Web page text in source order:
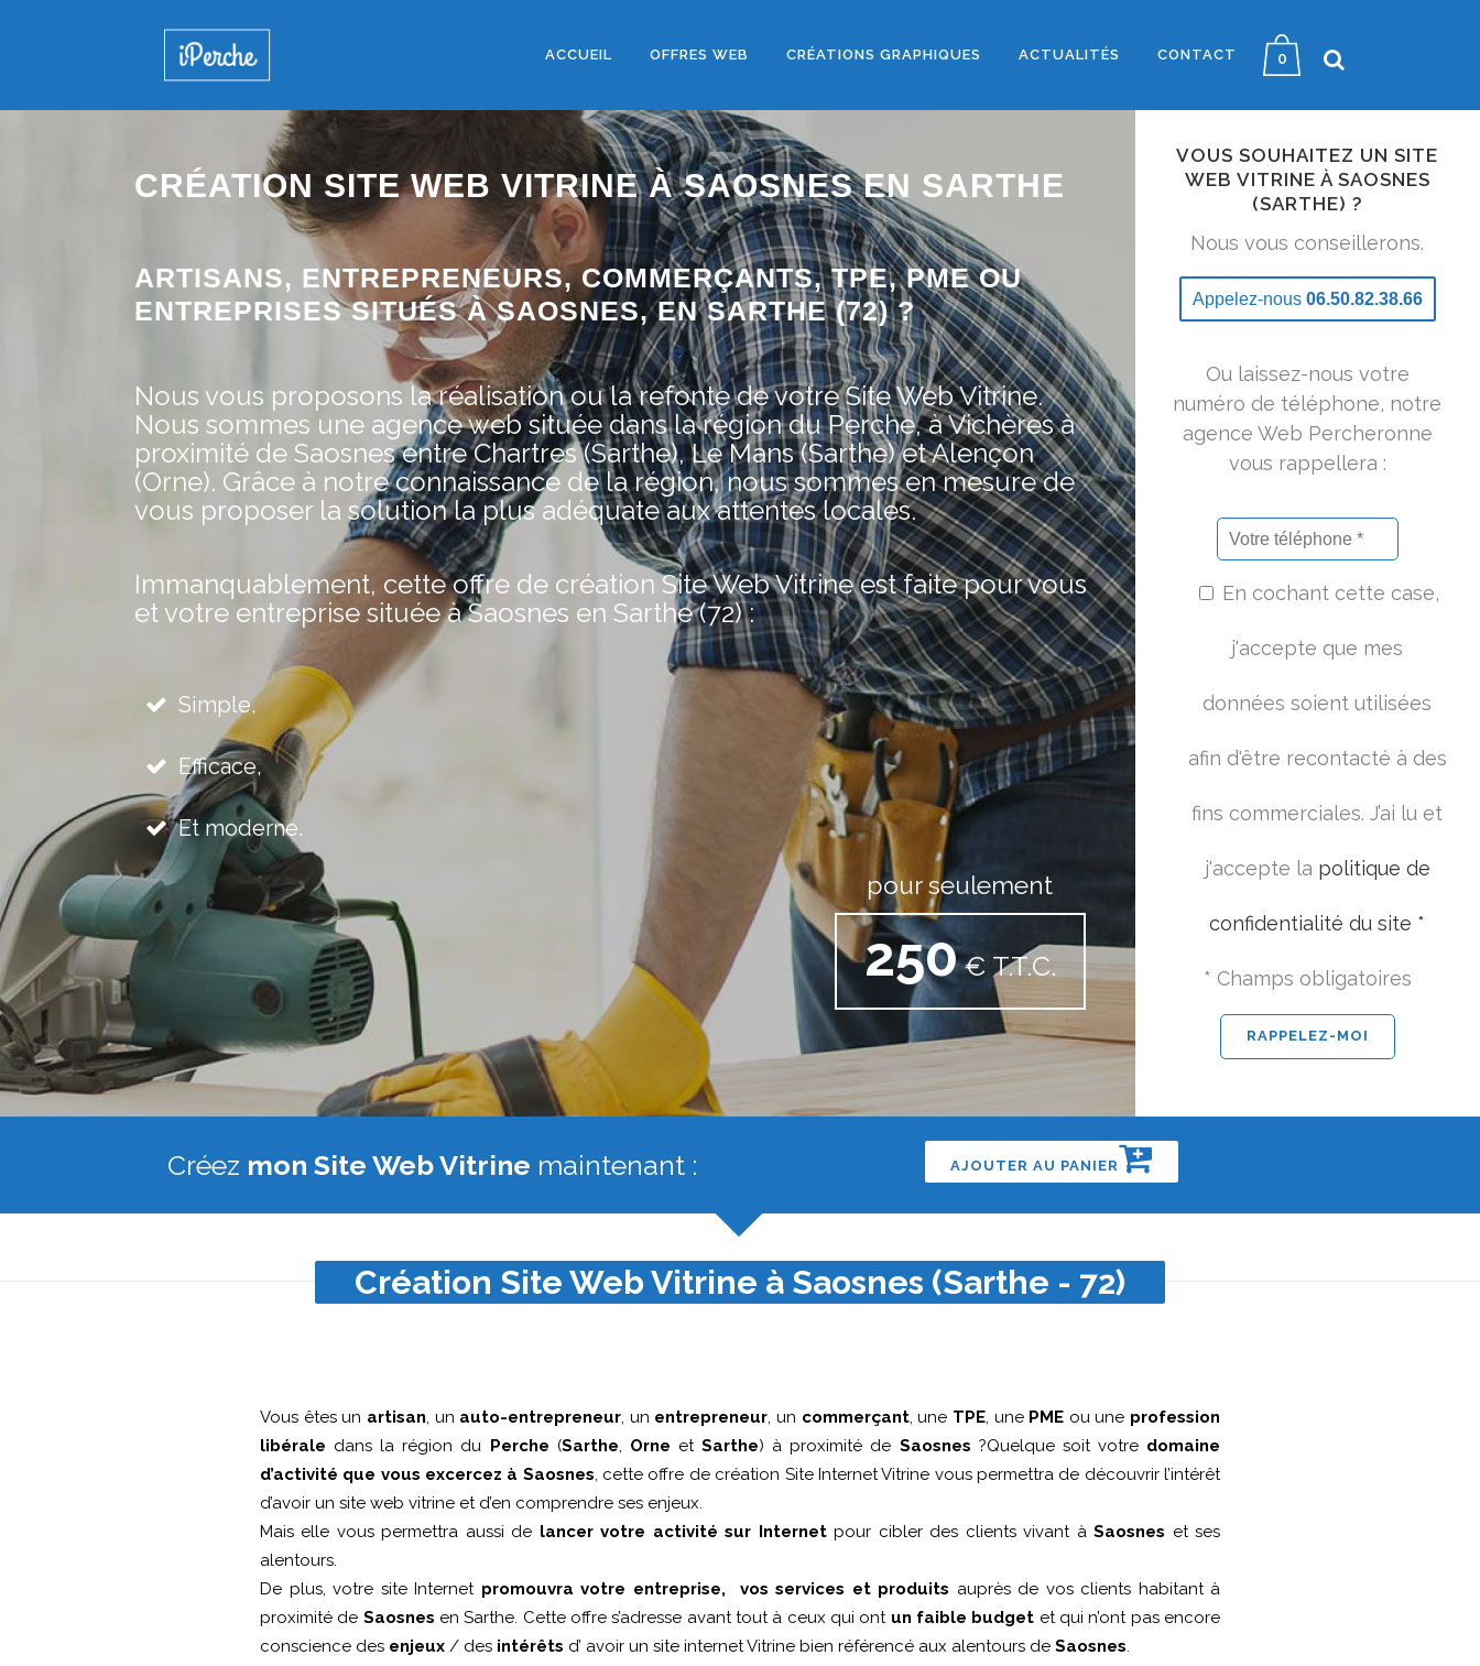
0
ACCUEIL OFFRES WEB CRÉATIONS GRAPHIQUES ACTUALITÉS CONTACT
CRÉATION SITE WEB VITRINE À SAOSNES EN SARTHE
ARTISANS, ENTREPRENEURS, COMMERÇANTS, TPE, PME OU
ENTREPRISES SITUÉS À SAOSNES, EN SARTHE (72) ?
Nous vous proposons la réalisation ou la refonte de votre Site Web Vitrine.
Nous sommes une agence web située dans la région du Perche, à Vichères à
proximité de Saosnes entre Chartres (Sarthe), Le Mans (Sarthe) et Alençon
(Orne). Grâce à notre connaissance de la région, nous sommes en mesure de
vous proposer la solution la plus adéquate aux attentes locales.
Immanquablement, cette offre de création Site Web Vitrine est faite pour vous
et votre entreprise située à Saosnes en Sarthe (72) :
Simple,
Efficace,
Et moderne.
pour seulement
250€ T.T.C.
VOUS SOUHAITEZ UN SITE
WEB VITRINE À SAOSNES
(SARTHE) ?
Nous vous conseillerons.
Appelez-nous 06.50.82.38.66
Ou laissez-nous votre
numéro de téléphone, notre
agence Web Percheronne
vous rappellera :
En cochant cette case,
j'accepte que mes
données soient utilisées
afin d'être recontacté à des
fins commerciales. J’ai lu et
j'accepte la politique de
confidentialité du site *
* Champs obligatoires
Créez mon Site Web Vitrine maintenant : AJOUTER AU PANIER
Création Site Web Vitrine à Saosnes (Sarthe - 72)
Vous êtes un artisan, un auto-entrepreneur, un entrepreneur, un commerçant, une TPE, une PME ou une profession
libérale dans la région du Perche (Sarthe, Orne etSarthe) à proximité de Saosnes ?Quelque soit votre domaine
d’activité que vous excercez à Saosnes, cette offre de création Site Internet Vitrine vous permettra de découvrir l’intérêt
d’avoir un site web vitrine et d’en comprendre ses enjeux.
Mais elle vous permettra aussi de lancer votre activité sur Internetpour cibler des clients vivant àSaosnes et ses
alentours.
De plus, votre site Internet promouvra votre entreprise, vos services et produits auprès de vos clients habitant à
proximité de Saosnes en Sarthe. Cette offre s’adresse avant tout à ceux qui ont un faible budget et qui n’ont pas encore
conscience des enjeux / des intérêts d’ avoir un site internet Vitrine bien référencé aux alentours de Saosnes.